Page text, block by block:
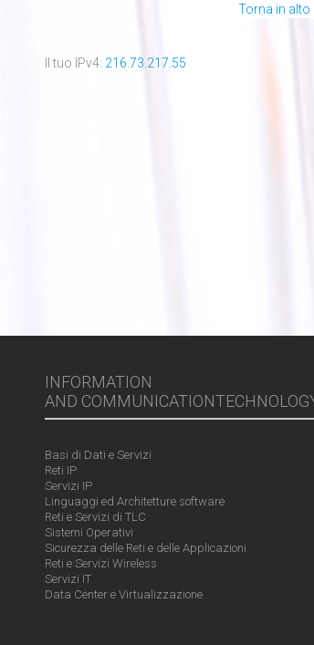
Torna in alto
Il tuo IPv4: 216.73.217.55
INFORMATION
AND
Basi di Dati e Servizi
Reti IP
Servizi IP
Linguaggi ed Architetture software
Reti e Servizi di TLC
Sistemi Operativi
Sicurezza delle Reti e delle Applicazioni
Reti e Servizi Wireless
Servizi IT
Data Center e Virtualizzazione